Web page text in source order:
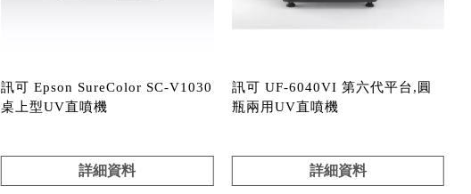
訊可 Epson SureColor SC-V1030
桌上型UV直噴機
詳細資料
訊可 UF-6040VI 第六代平台,圓
瓶兩用UV直噴機
詳細資料